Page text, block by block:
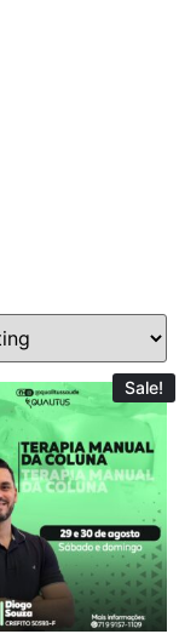
Sale!